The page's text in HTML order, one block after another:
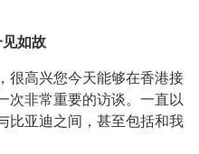
见如故
很高兴您今天能够在香港接
次非常重要的访谈。一直以
比亚迪之间，甚至包括和我